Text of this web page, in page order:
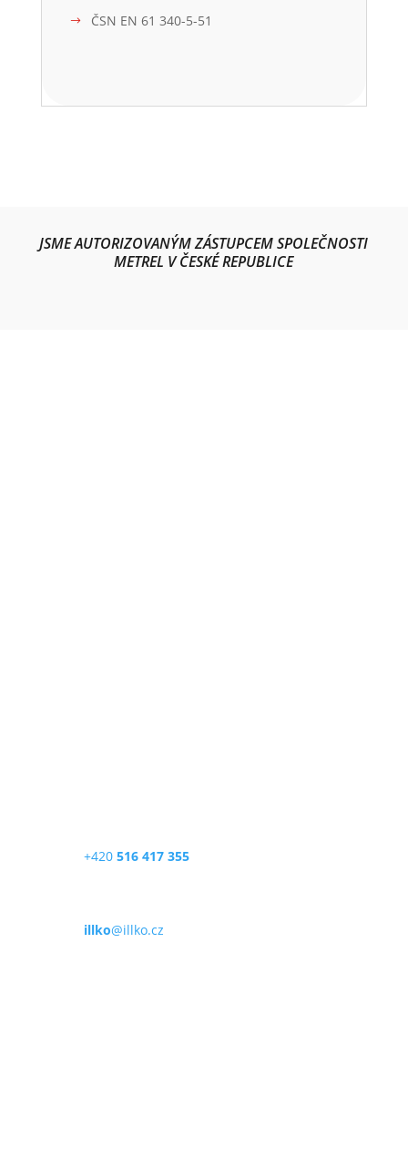
ČSN EN 61 340-5-51
JSME AUTORIZOVANÝM ZÁSTUPCEM SPOLEČNOSTI
METREL V ČESKÉ REPUBLICE
+420 516 417 355
illko@illko.cz